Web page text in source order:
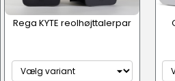
Rega KYTE reolhøjttalerpar